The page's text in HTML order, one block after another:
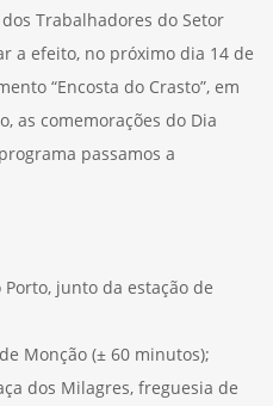
Trabalhadores do Setor
a efeito, no próximo dia 14 de
“Encosta do Crasto”, em
as comemorações do Dia
passamos a
junto da estação de
Monção (± 60 minutos);
dos Milagres, freguesia de